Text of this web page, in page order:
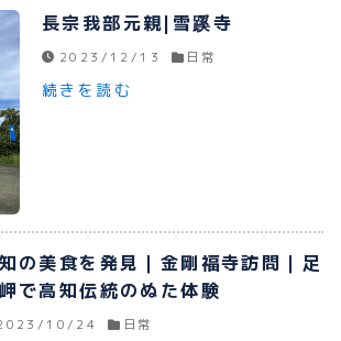
080-1481-9900
長宗我部元親|雪蹊寺
2023/12/13 日常
続きを読む
の美食を発見｜金剛福寺訪問｜足
で高知伝統のぬた体験
10/24 日常